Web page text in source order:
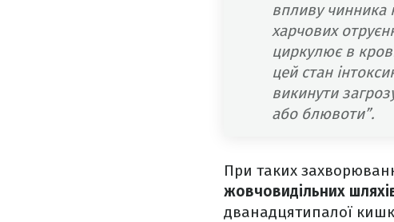
впливу чинника
харчових
циркулює в
цей стан
викинути
або блювоти”.
При таких
жовчовидільних
дванадцятипалої